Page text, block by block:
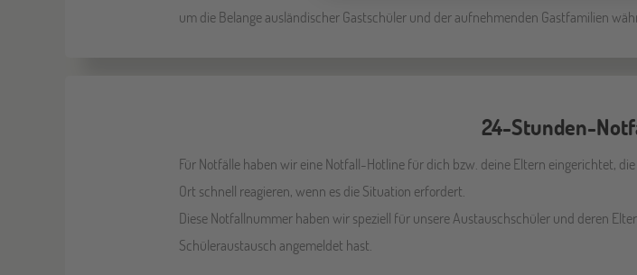
um die Belange ausländischer Gastschüler und der aufnehmenden Gastfamilien
24-Stunden-
Für Notfälle haben wir eine Notfall-Hotline für dich bzw. deine Eltern eingerichtet,
Ort schnell reagieren, wenn es die Situation erfordert.
Diese Notfallnummer haben wir speziell für unsere Austauschschüler und deren
Schüleraustausch angemeldet hast.